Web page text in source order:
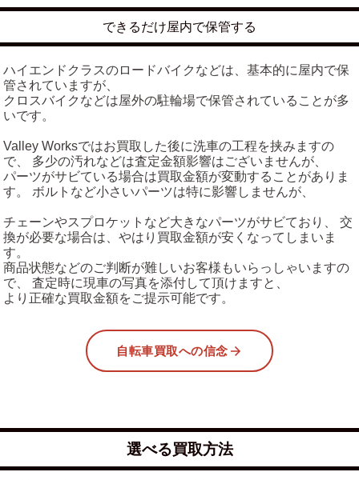
できるだけ屋内で保管する
ハイエンドクラスのロードバイクなどは、基本的に屋内で保
管されていますが、
クロスバイクなどは屋外の駐輪場で保管されていることが多
いです。
Valley Worksではお買取した後に洗車の工程を挟みますの
で、 多少の汚れなどは査定金額影響はございませんが、
パーツがサビている場合は買取金額が変動することがありま
す。 ボルトなど小さいパーツは特に影響しませんが、
チェーンやスプロケットなど大きなパーツがサビており、 交
換が必要な場合は、やはり買取金額が安くなってしまいま
す。
商品状態などのご判断が難しいお客様もいらっしゃいますの
で、 査定時に現車の写真を添付して頂けますと、
より正確な買取金額をご提示可能です。
自転車買取への信念
選べる買取方法